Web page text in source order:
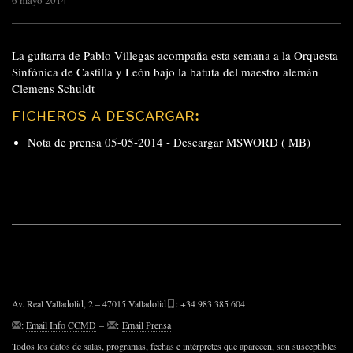
La guitarra de Pablo Villegas acompaña esta semana a la Orquesta
Sinfónica de Castilla y León bajo la batuta del maestro alemán
Clemens Schuldt
FICHEROS A DESCARGAR:
Nota de prensa 05-05-2014 - Descargar MSWORD ( MB)
Av. Real Valladolid, 2 – 47015 Valladolid
: +34 983 385 604
:Email Info CCMD – : Email Prensa
Todos los datos de salas, programas, fechas e intérpretes que aparecen, son susceptibles